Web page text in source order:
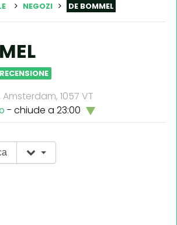
NEGOZI DE BOMMEL
1057 VT
- chiude a 23:00